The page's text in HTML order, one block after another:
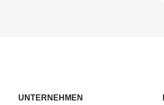
UNTERNEHMEN